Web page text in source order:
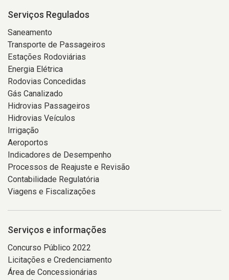
Serviços Regulados
Saneamento
Transporte de Passageiros
Estações Rodoviárias
Energia Elétrica
Rodovias Concedidas
Gás Canalizado
Hidrovias Passageiros
Hidrovias Veículos
Irrigação
Aeroportos
Indicadores de Desempenho
Processos de Reajuste e Revisão
Contabilidade Regulatória
Viagens e Fiscalizações
Serviços e informações
Concurso Público 2022
Licitações e Credenciamento
Área de Concessionárias